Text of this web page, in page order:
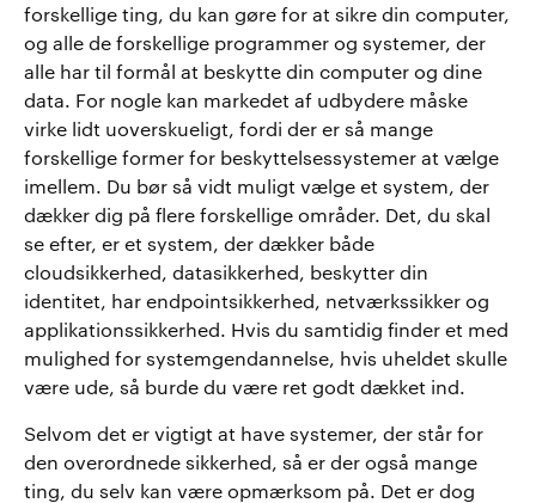
forskellige ting, du kan gøre for at sikre din computer,
og alle de forskellige programmer og systemer, der
alle har til formål at beskytte din computer og dine
data. For nogle kan markedet af udbydere måske
virke lidt uoverskueligt, fordi der er så mange
forskellige former for beskyttelsessystemer at vælge
imellem. Du bør så vidt muligt vælge et system, der
dækker dig på flere forskellige områder. Det, du skal
se efter, er et system, der dækker både
cloudsikkerhed, datasikkerhed, beskytter din
identitet, har endpointsikkerhed, netværkssikker og
applikationssikkerhed. Hvis du samtidig finder et med
mulighed for systemgendannelse, hvis uheldet skulle
være ude, så burde du være ret godt dækket ind.
Selvom det er vigtigt at have systemer, der står for
den overordnede sikkerhed, så er der også mange
ting, du selv kan være opmærksom på. Det er dog